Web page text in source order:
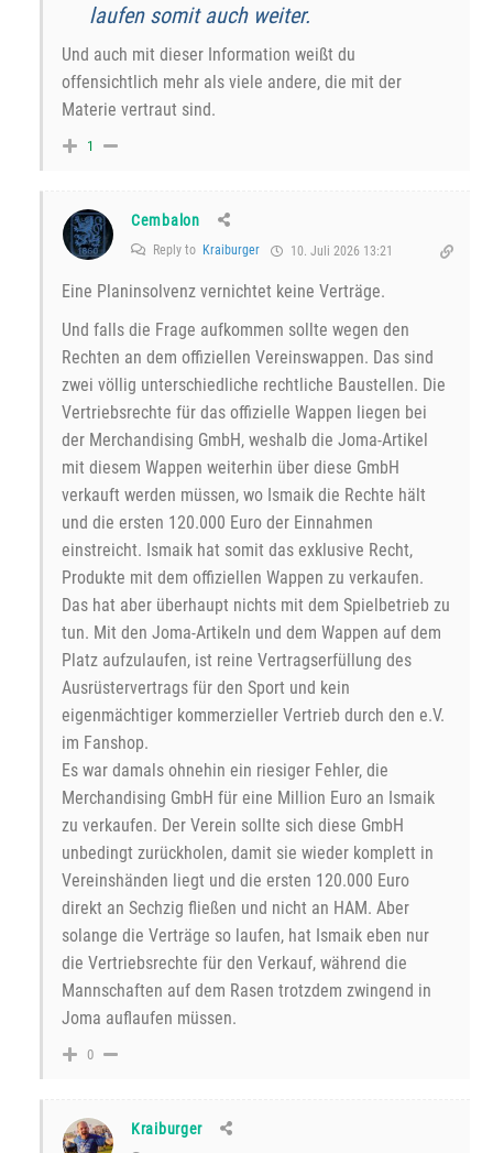
laufen somit auch weiter.
Und auch mit dieser Information weißt du
offensichtlich mehr als viele andere, die mit der
Materie vertraut sind.
1
Cembalon
Reply to Kraiburger 10. Juli 2026 13:21
Eine Planinsolvenz vernichtet keine Verträge.
Und falls die Frage aufkommen sollte wegen den
Rechten an dem offiziellen Vereinswappen. Das sind
zwei völlig unterschiedliche rechtliche Baustellen. Die
Vertriebsrechte für das offizielle Wappen liegen bei
der Merchandising GmbH, weshalb die Joma-Artikel
mit diesem Wappen weiterhin über diese GmbH
verkauft werden müssen, wo Ismaik die Rechte hält
und die ersten 120.000 Euro der Einnahmen
einstreicht. Ismaik hat somit das exklusive Recht,
Produkte mit dem offiziellen Wappen zu verkaufen.
Das hat aber überhaupt nichts mit dem Spielbetrieb zu
tun. Mit den Joma-Artikeln und dem Wappen auf dem
Platz aufzulaufen, ist reine Vertragserfüllung des
Ausrüstervertrags für den Sport und kein
eigenmächtiger kommerzieller Vertrieb durch den e.V.
im Fanshop.
Es war damals ohnehin ein riesiger Fehler, die
Merchandising GmbH für eine Million Euro an Ismaik
zu verkaufen. Der Verein sollte sich diese GmbH
unbedingt zurückholen, damit sie wieder komplett in
Vereinshänden liegt und die ersten 120.000 Euro
direkt an Sechzig fließen und nicht an HAM. Aber
solange die Verträge so laufen, hat Ismaik eben nur
die Vertriebsrechte für den Verkauf, während die
Mannschaften auf dem Rasen trotzdem zwingend in
Joma auflaufen müssen.
0
Kraiburger